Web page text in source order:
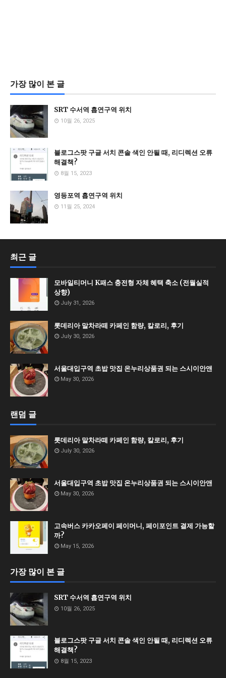
가장 많이 본 글
SRT 수서역 흡연구역 위치
10월 26, 2025
블로그스팟 구글 서치 콘솔 색인 안될 때, 리디렉션 오류
해결책?
8월 15, 2023
영등포역 흡연구역 위치
11월 25, 2024
최근 글
모바일티머니 K패스 충전형 자체 혜택 축소 (전월실적
상향)
July 31, 2026
롯데리아 말차라떼 카페인 함량, 칼로리, 후기
July 30, 2026
서울대입구역 초밥 맛집 온누리상품권 되는 스시이안앤
May 30, 2026
랜덤 글
롯데리아 말차라떼 카페인 함량, 칼로리, 후기
July 30, 2026
서울대입구역 초밥 맛집 온누리상품권 되는 스시이안앤
May 30, 2026
고속버스 카카오페이 페이머니, 페이포인트 결제 가능할
까?
May 15, 2026
가장 많이 본 글
SRT 수서역 흡연구역 위치
10월 26, 2025
블로그스팟 구글 서치 콘솔 색인 안될 때, 리디렉션 오류
해결책?
8월 15, 2023